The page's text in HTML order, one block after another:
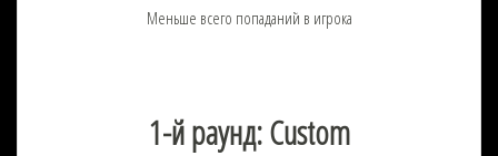
Меньше всего попаданий в игрока
1-й раунд: Custom